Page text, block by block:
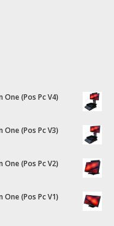
(Pos Pc V4)
(Pos Pc V3)
(Pos Pc V2)
(Pos Pc V1)